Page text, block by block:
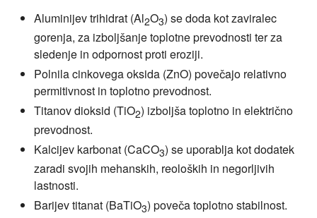
Aluminijev trihidrat (Al2O3) se doda kot zaviralec
gorenja, za izboljšanje toplotne prevodnosti ter za
sledenje in odpornost proti eroziji.
Polnila cinkovega oksida (ZnO) povečajo relativno
permitivnost in toplotno prevodnost.
Titanov dioksid (TiO2) izboljša toplotno in električno
prevodnost.
Kalcijev karbonat (CaCO3) se uporablja kot dodatek
zaradi svojih mehanskih, reoloških in negorljivih
lastnosti.
Barijev titanat (BaTiO3) poveča toplotno stabilnost.